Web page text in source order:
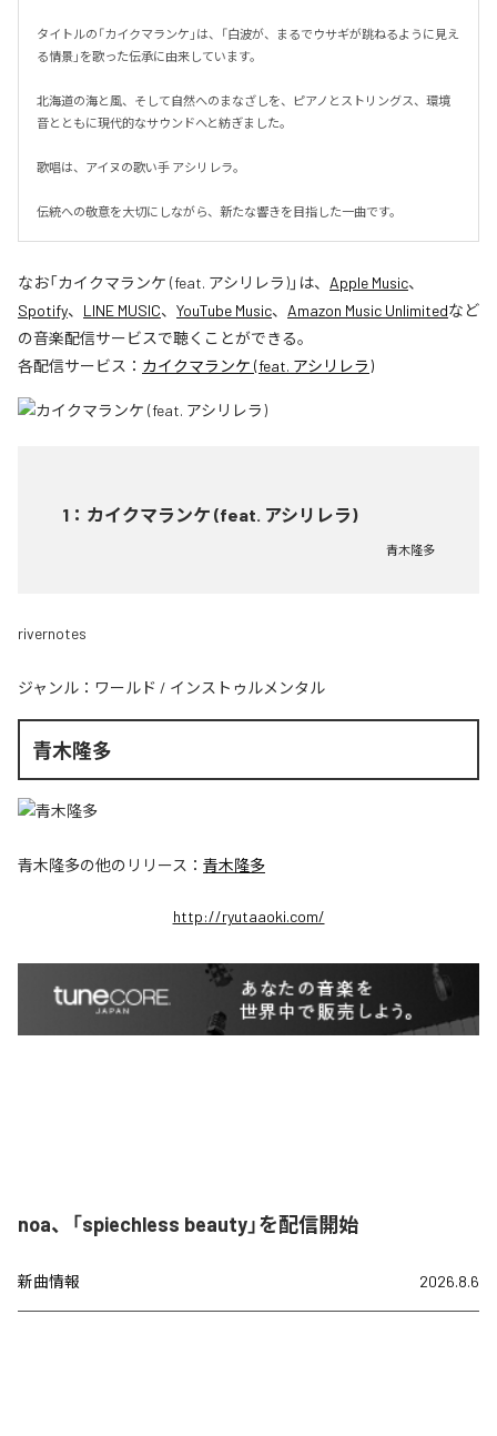
タイトルの「カイクマランケ」は、「白波が、まるでウサギが跳ねるように見え
る情景」を歌った伝承に由来しています。
北海道の海と風、そして自然へのまなざしを、ピアノとストリングス、環境
音とともに現代的なサウンドへと紡ぎました。
歌唱は、アイヌの歌い手 アシリレラ。
伝統への敬意を大切にしながら、新たな響きを目指した一曲です。
なお「カイクマランケ (feat. アシリレラ)」は、 Apple Music、
Spotify、 LINE MUSIC、 YouTube Music、 Amazon Music Unlimitedなど
の音楽配信サービスで聴くことができる。
各配信サービス： カイクマランケ (feat. アシリレラ)
1 ： カイクマランケ (feat. アシリレラ)
青木隆多
rivernotes
ジャンル： ワールド / インストゥルメンタル
青木隆多
青木隆多の他のリリース： 青木隆多
http://ryutaaoki.com/
noa、「spiechless beauty」を配信開始
新曲情報 2026.8.6